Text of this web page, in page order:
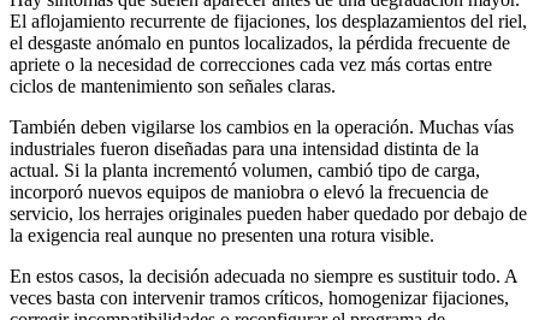
El aflojamiento recurrente de fijaciones, los desplazamientos del riel,
el desgaste anómalo en puntos localizados, la pérdida frecuente de
apriete o la necesidad de correcciones cada vez más cortas entre
ciclos de mantenimiento son señales claras.
También deben vigilarse los cambios en la operación. Muchas vías
industriales fueron diseñadas para una intensidad distinta de la
actual. Si la planta incrementó volumen, cambió tipo de carga,
incorporó nuevos equipos de maniobra o elevó la frecuencia de
servicio, los herrajes originales pueden haber quedado por debajo de
la exigencia real aunque no presenten una rotura visible.
En estos casos, la decisión adecuada no siempre es sustituir todo. A
veces basta con intervenir tramos críticos, homogenizar fijaciones,